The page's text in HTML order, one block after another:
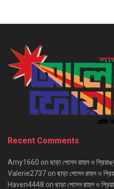
Recent Comments
Amy1660 on ছাড়া পেলেন রাহুল ও
Valerie2737 on ছাড়া পেলেন রাহুল ও
Haven4448 on ছাড়া পেলেন রাহুল ও